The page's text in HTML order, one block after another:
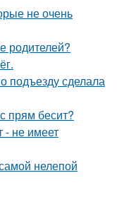
не очень
родителей?
подъезду сделала
прям бесит?
- не имеет
нелепой